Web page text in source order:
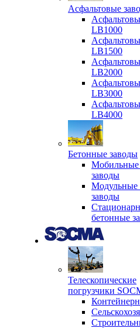
Асфальтовые
LB1000
LB1500
LB2000
LB3000
LB4000
Бетонные заводы
Мобильные
заводы
Модульные
заводы
бетонные
Телескопические
погрузчики